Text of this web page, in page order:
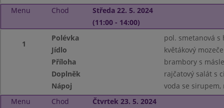
Menu
Chod
Středa 22. 5. 2024
(11:00 - 14:00)
1
Polévka
pol. smetanová
Jídlo
květákový
Příloha
brambory s
Doplněk
rajčatový salát s
Nápoj
voda se
Menu
Chod Čtvrtek 23. 5. 2024